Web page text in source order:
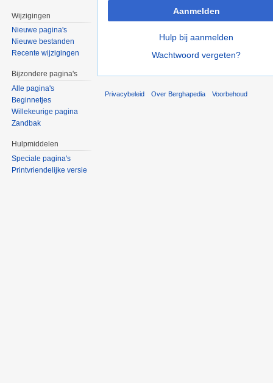
Aanmelden
Hulp bij aanmelden
Wachtwoord vergeten?
Wijzigingen
Nieuwe pagina's
Nieuwe bestanden
Recente wijzigingen
Bijzondere pagina's
Alle pagina's
Beginnetjes
Willekeurige pagina
Zandbak
Hulpmiddelen
Speciale pagina's
Printvriendelijke versie
Privacybeleid Over Berghapedia Voorbehoud